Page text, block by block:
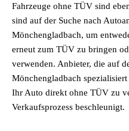
Fahrzeuge ohne TÜV sind
sind auf der Suche nach
Mönchengladbach, um
erneut zum TÜV zu bringen
verwenden. Anbieter, die auf
Mönchengladbach
Ihr Auto direkt ohne TÜV zu
Verkaufsprozess beschleunigt.